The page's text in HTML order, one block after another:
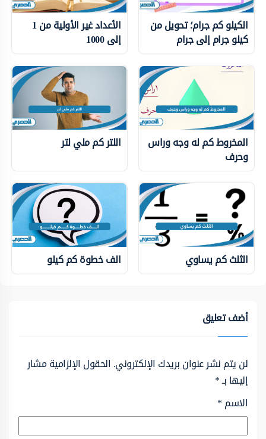
الكيلو كم جرام؛ تحويل من
كيلو جرام إلى جرام
الأعداد غير الأولية من 1
إلى 1000
المخروط كم له وجه وراس
وحرف
اللتر كم ملي لتر
الثلث كم يساوي الف خطوة كم كيلو
أضف تعليق
لن يتم نشر عنوان بريدك الإلكتروني. الحقول الإلزامية مشار
إليها بـ*
الاسم*